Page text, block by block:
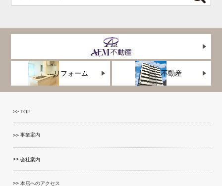
リフォーム 不動産
TOP
事業案内
会社案内
本店へのアクセス